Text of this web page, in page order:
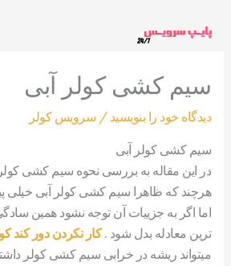
سیم کشی کولر آبی
دیدگاه‌ خود را بنویسید / سرویس کولر
سیم کشی کولر آبی
در این مقاله به بررسی نحوه سیم کشی کولر
هرچند که ظاهرا سیم کشی کولر آبی خیلی
اما اگر به جزییات آن توجه نشود همین سادگی
ترین معادله بدل شود .کار نکردن دور کند
میتواند ریشه در خرابی سیم کشی کولر